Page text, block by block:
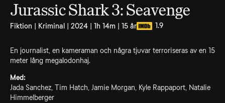
Jurassic Shark 3: Seavenge
Fiktion | Kriminal | 2024 | 1h 14m | 15 år 1.9
En journalist, en kameraman och några tjuvar terroriseras av en 15
meter lång megalodonhaj.
Med:
Jada Sanchez, Tim Hatch, Jamie Morgan, Kyle Rappaport, Natalie
Himmelberger